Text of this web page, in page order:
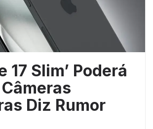
17 Slim’ Poderá
Diz Rumor